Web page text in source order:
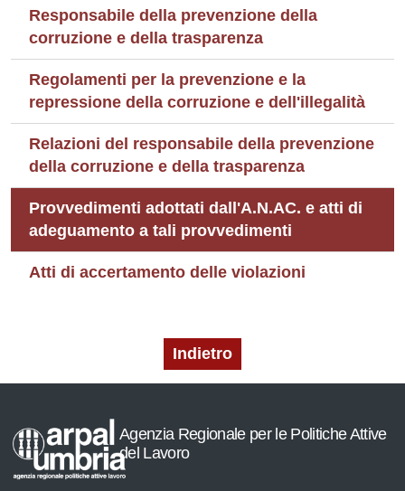
Responsabile della prevenzione della
corruzione e della trasparenza
Regolamenti per la prevenzione e la
repressione della corruzione e dell'illegalità
Relazioni del responsabile della prevenzione
della corruzione e della trasparenza
Provvedimenti adottati dall'A.N.AC. e atti di
adeguamento a tali provvedimenti
Atti di accertamento delle violazioni
Indietro
Agenzia Regionale per le Politiche Attive
del Lavoro